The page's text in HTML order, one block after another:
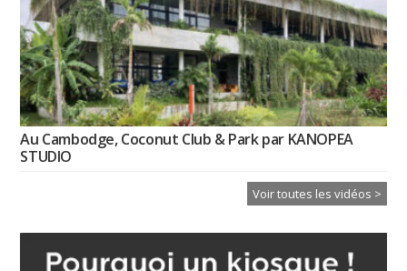
Au Cambodge, Coconut Club & Park par KANOPEA
STUDIO
Voir toutes les vidéos >